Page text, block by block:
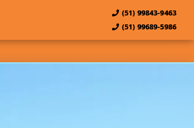
(51) 99843-9463
(51) 99689-5986